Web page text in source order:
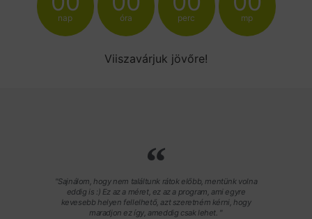
nap óra perc mp
Viiszavárjuk jövőre!
"Sajnálom, hogy nem találtunk rátok előbb, mentünk volna
eddig is :) Ez az a méret, ez az a program, ami egyre
kevesebb helyen fellelhető, azt szeretném kérni, hogy
maradjon ez így, ameddig csak lehet. "